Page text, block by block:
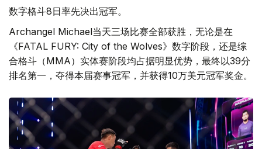
数字格斗8日率先决出冠军。
Archangel Michael当天三场比赛全部获胜，无论是在
《FATAL FURY: City of the Wolves》数字阶段，还是综
合格斗（MMA）实体赛阶段均占据明显优势，最终以39分
排名第一，夺得本届赛事冠军，并获得10万美元冠军奖金。